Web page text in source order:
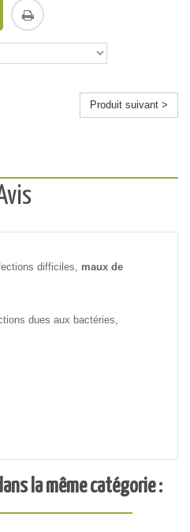
Produit suivant >
difficiles, maux de
dues aux bactéries,
la même catégorie :